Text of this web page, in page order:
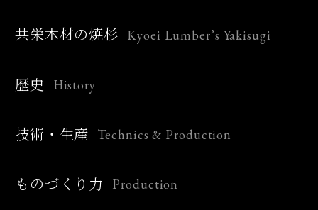
共栄木材の焼杉 Kyoei Lumber’s Yakisugi
歴史 History
技術・生産 Technics & Production
ものづくり力 Production